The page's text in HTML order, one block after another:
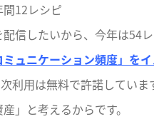
間12レシピ
配信したいから、今年は54
ュニケーション頻度」をイ
利用は無料で許諾していま
」と考えるからです。